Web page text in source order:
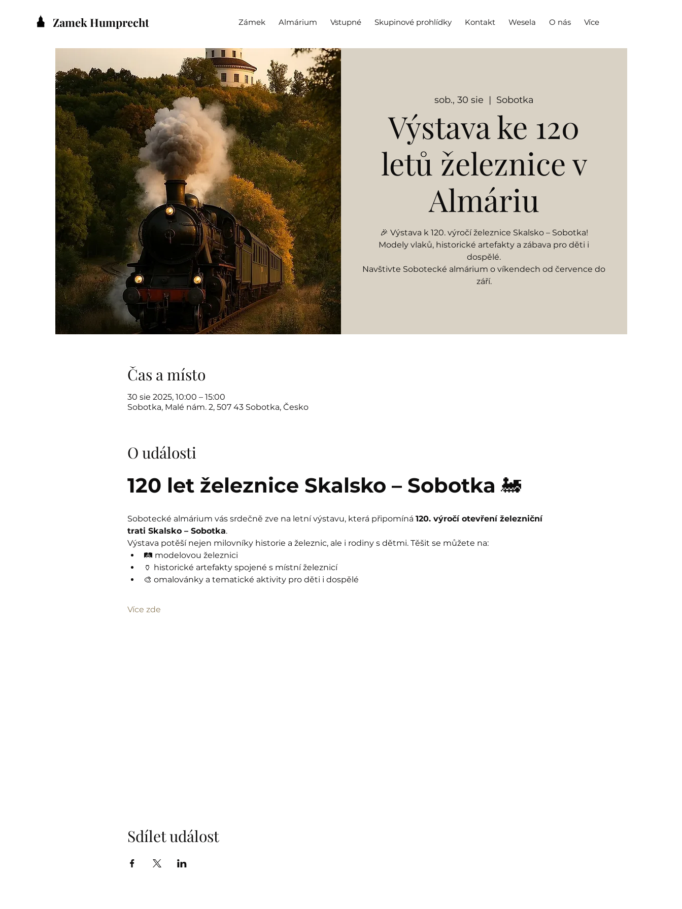
Zamek Humprecht Zámek Almárium Vstupné Skupinové prohlídky Kontakt Wesela O nás Více
sob., 30 sie
  |
Sobotka
Výstava ke 120
letů železnice v
Almáriu
🎉 Výstava k 120. výročí železnice Skalsko – Sobotka!
Modely vlaků, historické artefakty a zábava pro děti i
dospělé.
Navštivte Sobotecké almárium o víkendech od července do
září.
Čas a místo
30 sie 2025, 10:00 – 15:00
Sobotka, Malé nám. 2, 507 43 Sobotka, Česko
O události
120 let železnice Skalsko – Sobotka 🚂
Sobotecké almárium vás srdečně zve na letní výstavu, která připomíná 120. výročí otevření železniční
trati Skalsko – Sobotka.
Výstava potěší nejen milovníky historie a železnic, ale i rodiny s dětmi. Těšit se můžete na:
🛤️ modelovou železnici
🏺 historické artefakty spojené s místní železnicí
🎨 omalovánky a tematické aktivity pro děti i dospělé
Více zde
Sdílet událost